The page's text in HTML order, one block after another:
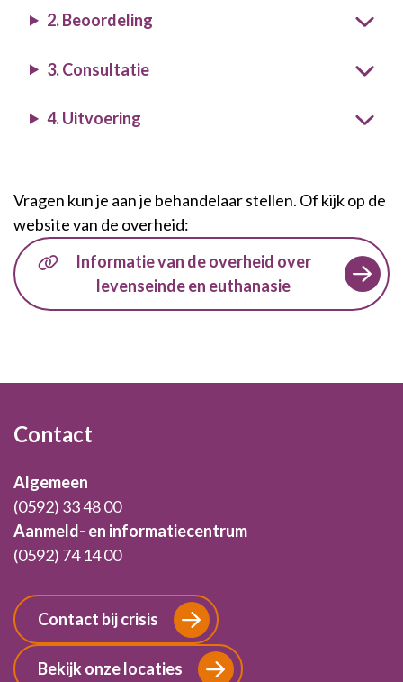
2. Beoordeling
3. Consultatie
4. Uitvoering
Vragen kun je aan je behandelaar stellen. Of kijk op de
website van de overheid:
Informatie van de overheid over
levenseinde en euthanasie
Contact
Algemeen
(0592) 33 48 00
Aanmeld- en informatiecentrum
(0592) 74 14 00
Contact bij crisis
Bekijk onze locaties